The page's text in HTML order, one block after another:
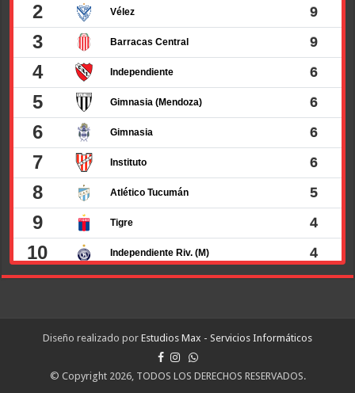
Diseño realizado por Estudios Max - Servicios Informáticos
© Copyright 2026, TODOS LOS DERECHOS RESERVADOS.